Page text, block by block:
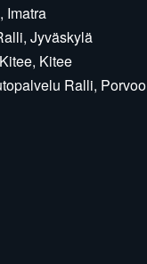
Imatra
Jyväskylä
Kitee
Ralli, Porvoo